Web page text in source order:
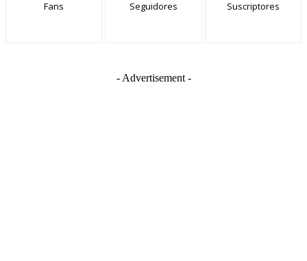
Fans Seguidores Suscriptores
- Advertisement -